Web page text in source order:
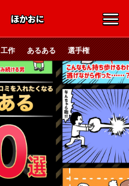
ほかおに
工作 あるある 選手権